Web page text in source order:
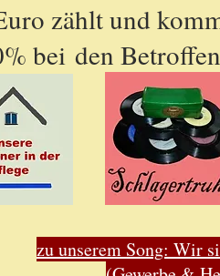
zählt und
bei den
zu unserem Song: Wir